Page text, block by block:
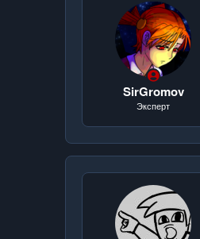
SirGromov
Эксперт